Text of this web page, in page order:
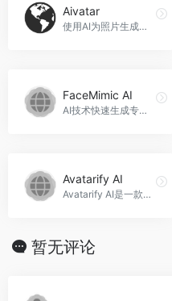
Aivatar
使用AI为照片生成精美头像，Aivatar官网入口网址
FaceMimic AI
AI技术快速生成专业头像
Avatarify AI
Avatarify AI是一款基于稳定扩散和人工智能技术的SaaS服务，可以帮助用户创建个性化的头像，让你的照片变得独特而有趣，Avatarify AI官网入口网址
暂无评论